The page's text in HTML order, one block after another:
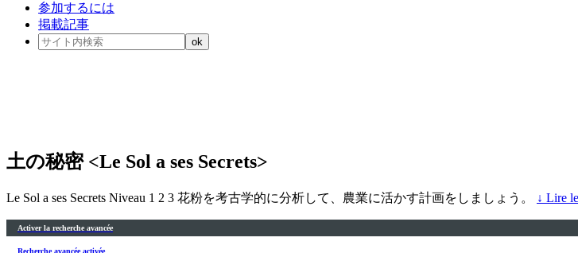
参加するには
掲載記事
土の秘密 <Le Sol a ses Secrets>
Le Sol a ses Secrets Niveau 1 2 3 花粉を考古学的に分析して、農業に活かす計画をしましょう。 ↓ Lire
Activer la recherche avancée
Recherche avancée activée